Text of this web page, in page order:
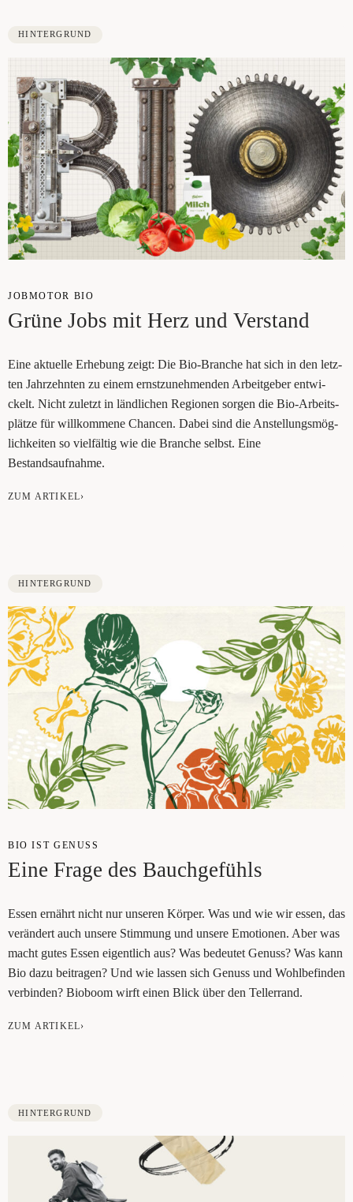
HINTERGRUND
JOB­MO­TOR BIO
Grü­ne Jobs mit Herz und Verstand
Eine aktu­el­le Erhe­bung zeigt: Die Bio-Bran­che hat sich in den letz­
ten Jahr­zehn­ten zu einem ernst­zu­neh­men­den Arbeit­ge­ber ent­wi­
ckelt. Nicht zuletzt in länd­li­chen Regio­nen sor­gen die Bio-Arbeits­
plät­ze für will­kom­me­ne Chan­cen. Dabei sind die Anstel­lungs­mög­
lich­kei­ten so viel­fäl­tig wie die Bran­che selbst. Eine
Bestandsaufnahme.
ZUM ARTIKEL›
HINTERGRUND
BIO IST GENUSS
Eine Fra­ge des Bauchgefühls
Essen ernährt nicht nur unse­ren Kör­per. Was und wie wir essen, das
ver­än­dert auch unse­re Stim­mung und unse­re Emo­tio­nen. Aber was
macht gutes Essen eigent­lich aus? Was bedeu­tet Genuss? Was kann
Bio dazu bei­tra­gen? Und wie las­sen sich Genuss und Wohl­be­fin­den
ver­bin­den? Bio­boom wirft einen Blick über den Tellerrand.
ZUM ARTIKEL›
HINTERGRUND